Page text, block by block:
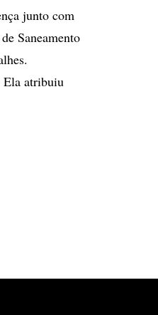
junto com
Saneamento
Ela atribuiu